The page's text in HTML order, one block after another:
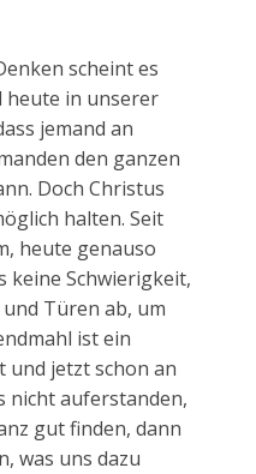
scheint es
heute in unserer
jemand an
den ganzen
Doch Christus
halten. Seit
heute genauso
keine Schwierigkeit,
Türen ab, um
ist ein
und jetzt schon an
nicht auferstanden,
gut finden, dann
was uns dazu